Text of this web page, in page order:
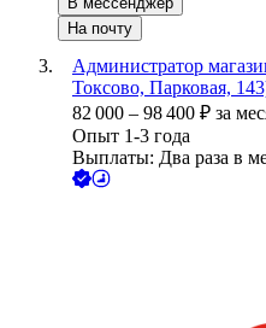
На почту
Администратор
Токсово, Парковая,
82 000 – 98 400 ₽ за
Опыт 1-3 года
Выплаты: Два раза в